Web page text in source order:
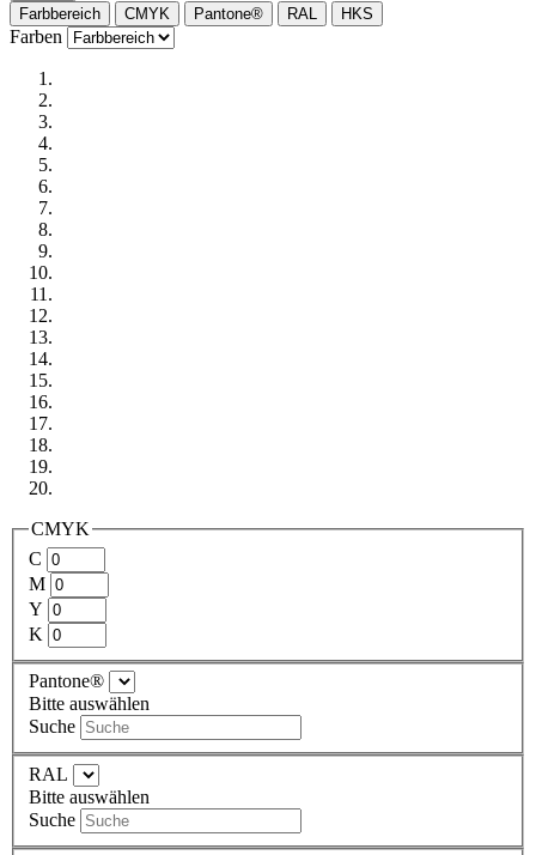
Farbbereich
CMYK Pantone® RAL HKS
Farben
CMYK
C
M
Y
K
Pantone®
Bitte auswählen
Suche
RAL
Bitte auswählen
Suche